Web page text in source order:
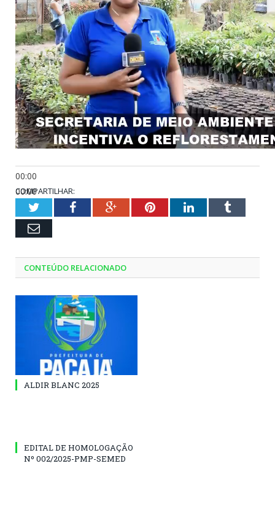
00:00
00:00
07:50
COMPARTILHAR:
TwitterFacebookGoogle+PinterestLinkedInTumblr
Email
CONTEÚDO RELACIONADO
ALDIR BLANC 2025
EDITAL DE HOMOLOGAÇÃO
Nº 002/2025-PMP-SEMED